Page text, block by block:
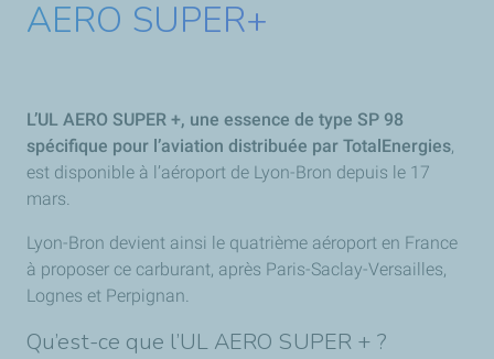
AERO SUPER+
L’UL AERO SUPER +, une essence de type SP 98
spécifique pour l’aviation distribuée par TotalEnergies,
est disponible à l’aéroport de Lyon-Bron depuis le 17
mars.
Lyon-Bron devient ainsi le quatrième aéroport en France
à proposer ce carburant, après Paris-Saclay-Versailles,
Lognes et Perpignan.
Qu’est-ce que l’UL AERO SUPER + ?